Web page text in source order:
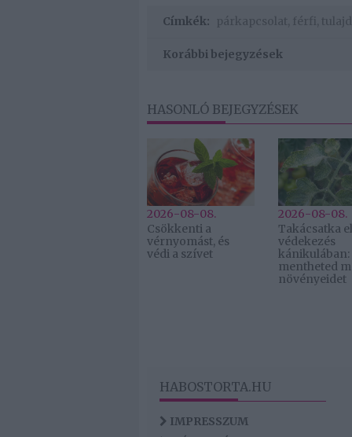
Címkék: párkapcsolat férfi
Korábbi bejegyzések
HASONLÓ BEJEGYZÉSEK
2026-08-08.
Csökkenti a
vérnyomást, és
védi a szívet
2026-08-08.
Takácsatka
védekezés
mentheted
növényeidet
HABOSTORTA.HU
IMPRESSZUM